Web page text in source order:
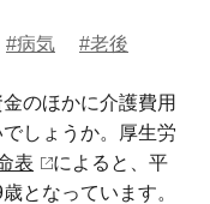
#病気 #老後
のほかに介護費用
しょうか。厚生労
表
によると、平
となっています。